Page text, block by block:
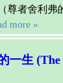
尊者舍利弗
more »
一生